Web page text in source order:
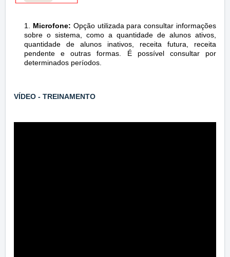
1. Microfone: Opção utilizada para consultar informações
sobre o sistema, como a quantidade de alunos ativos,
quantidade de alunos inativos, receita futura, receita
pendente e outras formas. É possível consultar por
determinados períodos.
VÍDEO - TREINAMENTO